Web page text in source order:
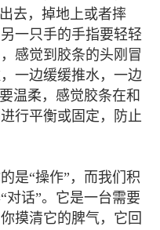
去，掉地上或者摔
一只手的手指要轻轻
感觉到胶条的头刚冒
一边缓缓推水，一边
温柔，感觉胶条在和
行平衡或固定，防止
是“操作”，而我们积
对话”。它是一台需要
摸清它的脾气，它回